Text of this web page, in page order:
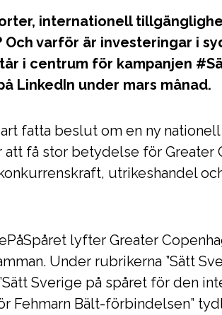
internationell
varför är investeringar i
i centrum för kampanjen
LinkedIn under mars månad.
fatta beslut om en ny
att få stor betydelse för
utrikeshandel
lyfter Greater
Under rubrikerna ”Sätt
Sverige på spåret för den
Fehmarn Bält-förbindelsen”